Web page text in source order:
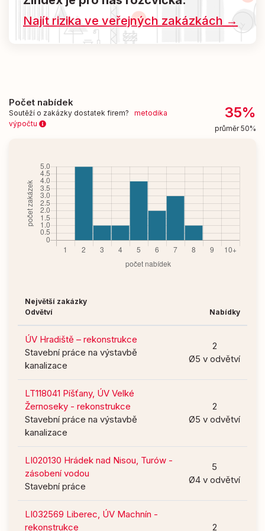
Najít rizika ve veřejných zakázkách →
Počet nabídek
Soutěží o zakázky dostatek firem? metodika
výpočtu
35%
průměr 50%
Největší zakázky
Odvětví
Nabídky
ÚV Hradiště – rekonstrukce
Stavební práce na výstavbě
kanalizace
2
Ø5 v odvětví
LT118041 Píšťany, ÚV Velké
Žernoseky - rekonstrukce
Stavební práce na výstavbě
kanalizace
2
Ø5 v odvětví
LI020130 Hrádek nad Nisou, Turów -
zásobení vodou
Stavební práce
5
Ø4 v odvětví
LI032569 Liberec, ÚV Machnín -
rekonstrukce
2